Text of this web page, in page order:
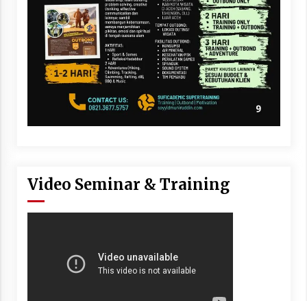
Video Seminar & Training